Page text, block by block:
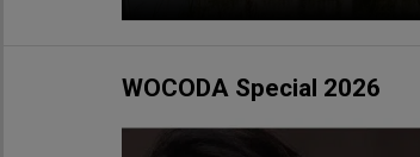
WOCODA Special 2026